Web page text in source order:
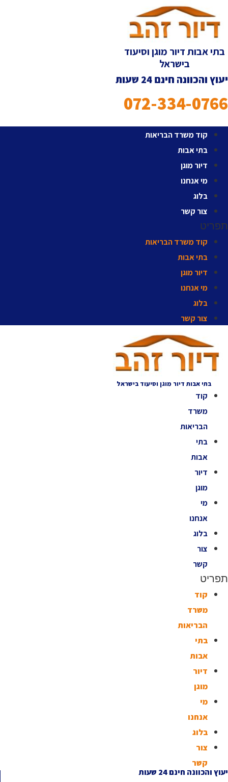
לתוכן
בתי אבות דיור מוגן וסיעוד
בישראל
יעוץ והכוונה חינם 24 שעות
072-334-0766
קוד משרד הבריאות
בתי אבות
דיור מוגן
מי אנחנו
בלוג
צור קשר
תפריט
קוד משרד הבריאות
בתי אבות
דיור מוגן
מי אנחנו
בלוג
צור קשר
בתי אבות דיור מוגן וסיעוד בישראל
קוד
משרד
הבריאות
בתי
אבות
דיור
מוגן
מי
אנחנו
בלוג
צור
קשר
תפריט
קוד
משרד
הבריאות
בתי
אבות
דיור
מוגן
מי
אנחנו
בלוג
צור
קשר
יעוץ והכוונה חינם 24 שעות